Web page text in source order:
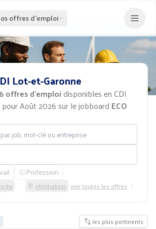
offres d'emploi
Lot-et-Garonne
offres d'emploi disponibles en CDI
Août 2026 sur le jobboard ECO
mot-clé ou entreprise
Profession
réinitialiser voir toutes les offres
les plus pertinents